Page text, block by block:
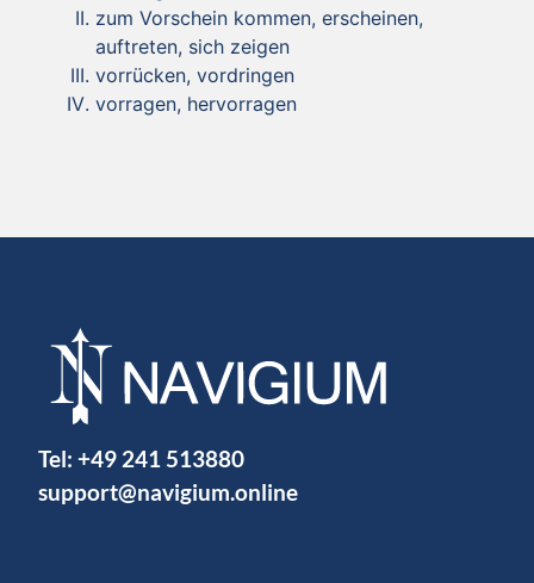
zum Vorschein kommen, erscheinen,
auftreten, sich zeigen
vorrücken, vordringen
vorragen, hervorragen
Tel: +49 241 513880
support@navigium.online